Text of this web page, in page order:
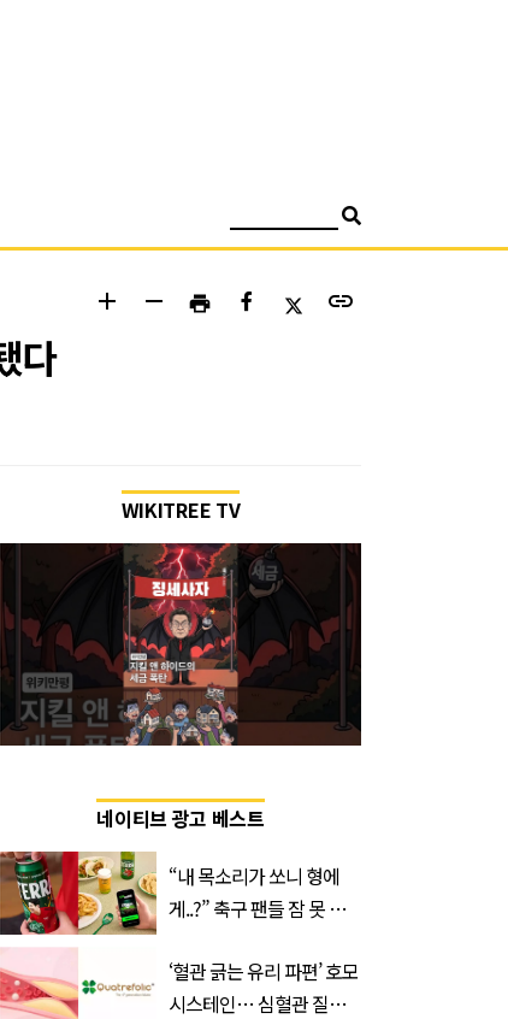
add remove print link
다
WIKITREE TV
네이티브 광고 베스트
“내 목소리가 쏘니 형에
게..?” 축구 팬들 잠 못 들
트
‘혈관 긁는 유리 파편’ 호모
시스테인… 심혈관 질환